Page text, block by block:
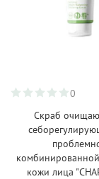
0
Скраб
кожи лица